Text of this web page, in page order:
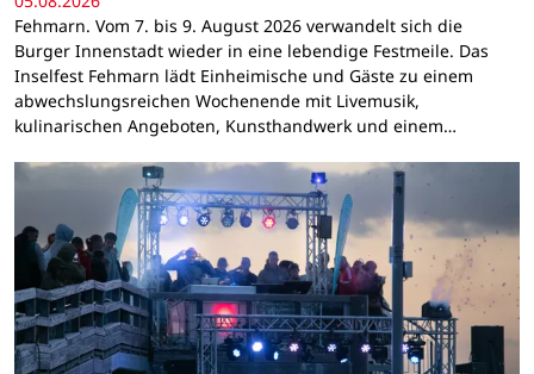
Fehmarn. Vom 7. bis 9. August 2026 verwandelt sich die
Burger Innenstadt wieder in eine lebendige Festmeile. Das
Inselfest Fehmarn lädt Einheimische und Gäste zu einem
abwechslungsreichen Wochenende mit Livemusik,
kulinarischen Angeboten, Kunsthandwerk und einem…